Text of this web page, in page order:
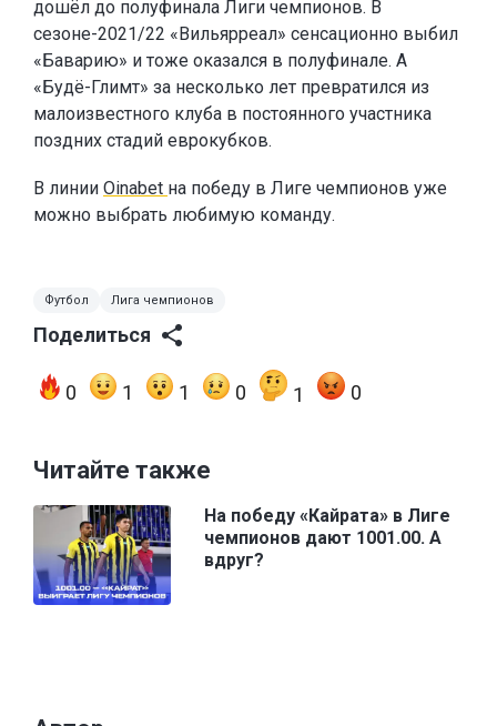
дошёл до полуфинала Лиги чемпионов. В
сезоне-2021/22 «Вильярреал» сенсационно выбил
«Баварию» и тоже оказался в полуфинале. А
«Будё-Глимт» за несколько лет превратился из
малоизвестного клуба в постоянного участника
поздних стадий еврокубков.
В линии Oinabet на победу в Лиге чемпионов уже
можно выбрать любимую команду.
Футбол Лига чемпионов
Поделиться
0 1 1 0 1 0
Читайте также
На победу «Кайрата» в Лиге
чемпионов дают 1001.00. А
вдруг?